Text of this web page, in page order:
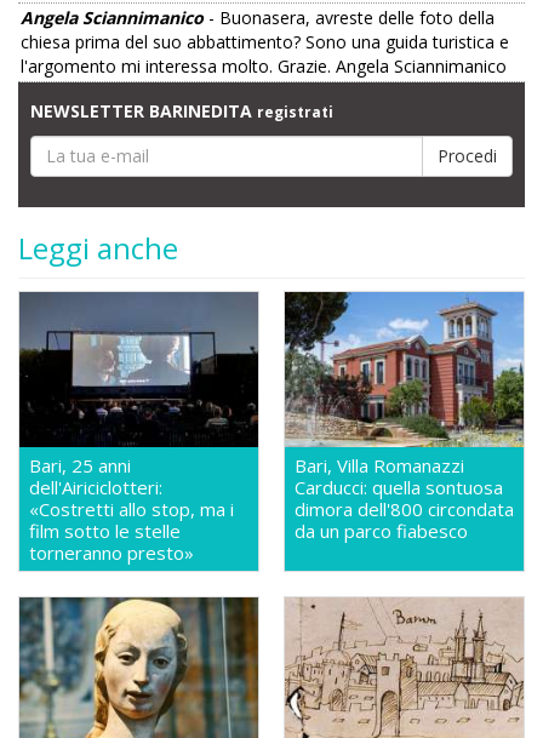
Angela Sciannimanico- Buonasera, avreste delle foto della
chiesa prima del suo abbattimento? Sono una guida turistica e
l'argomento mi interessa molto. Grazie. Angela Sciannimanico
NEWSLETTER BARINEDITA registrati
Leggi anche
Bari, 25 anni
dell'Airiciclotteri:
«Costretti allo stop, ma i
film sotto le stelle
torneranno presto»
Bari, Villa Romanazzi
Carducci: quella sontuosa
dimora dell'800 circondata
da un parco fiabesco